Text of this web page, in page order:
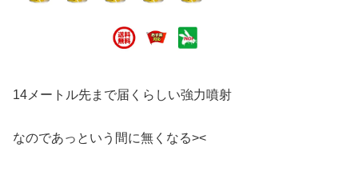
14メートル先まで届くらしい強力噴射
なのであっという間に無くなる><